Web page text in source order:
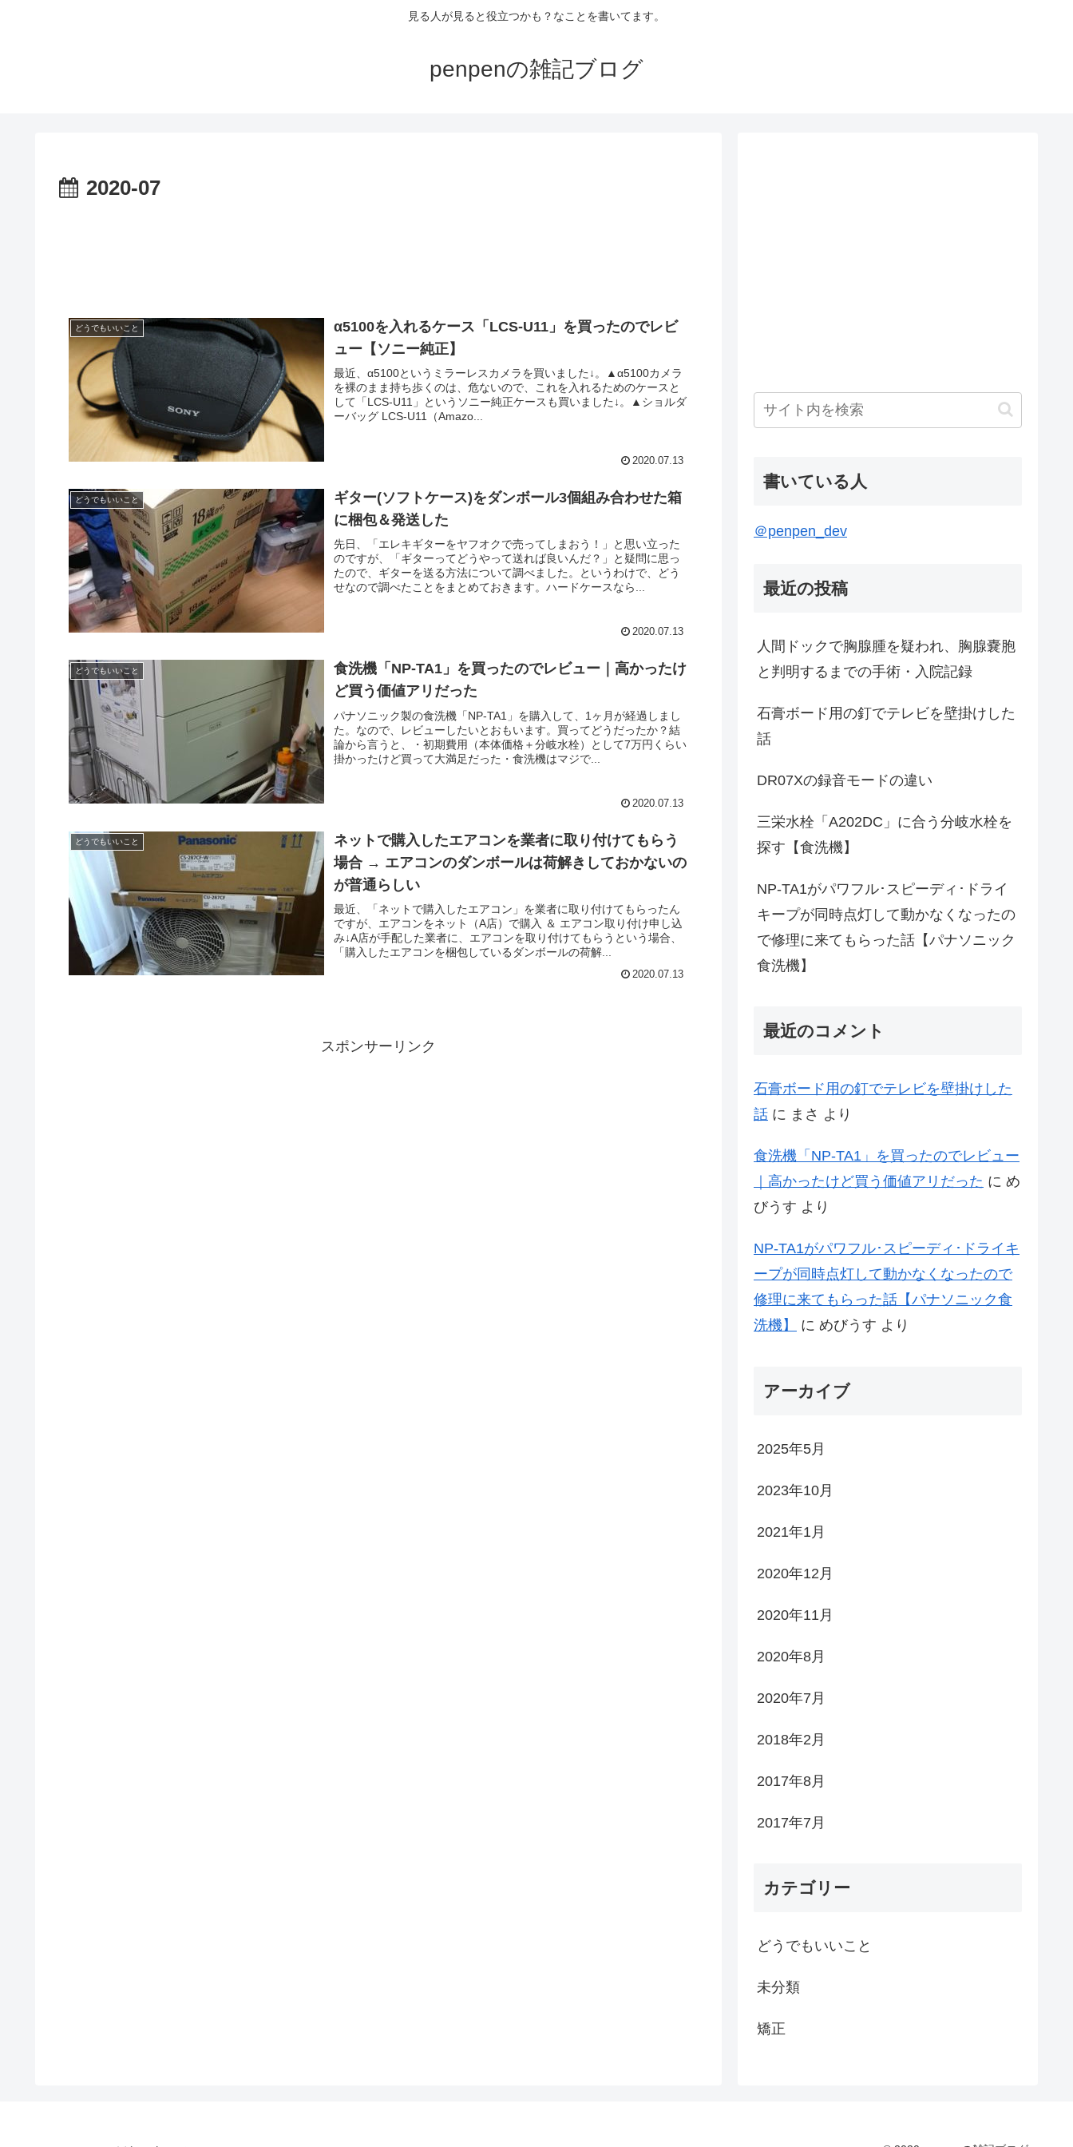
見る人が見ると役立つかも？なことを書いてます。
penpenの雑記ブログ
2020-07
どうでもいいこと
α5100を入れるケース「LCS-U11」を買ったのでレビ
ュー【ソニー純正】
最近、α5100というミラーレスカメラを買いました↓。▲α5100カメラ
を裸のまま持ち歩くのは、危ないので、これを入れるためのケースと
して「LCS-U11」というソニー純正ケースも買いました↓。▲ショルダ
ーバッグ LCS-U11（Amazo...
2020.07.13
どうでもいいこと
ギター(ソフトケース)をダンボール3個組み合わせた箱
に梱包＆発送した
先日、「エレキギターをヤフオクで売ってしまおう！」と思い立った
のですが、「ギターってどうやって送れば良いんだ？」と疑問に思っ
たので、ギターを送る方法について調べました。というわけで、どう
せなので調べたことをまとめておきます。ハードケースなら...
2020.07.13
どうでもいいこと
食洗機「NP-TA1」を買ったのでレビュー｜高かったけ
ど買う価値アリだった
パナソニック製の食洗機「NP-TA1」を購入して、1ヶ月が経過しまし
た。なので、レビューしたいとおもいます。買ってどうだったか？結
論から言うと、・初期費用（本体価格＋分岐水栓）として7万円くらい
掛かったけど買って大満足だった・食洗機はマジで...
2020.07.13
どうでもいいこと
ネットで購入したエアコンを業者に取り付けてもらう
場合 → エアコンのダンボールは荷解きしておかないの
が普通らしい
最近、「ネットで購入したエアコン」を業者に取り付けてもらったん
ですが、エアコンをネット（A店）で購入 ＆ エアコン取り付け申し込
み↓A店が手配した業者に、エアコンを取り付けてもらうという場合、
「購入したエアコンを梱包しているダンボールの荷解...
2020.07.13
スポンサーリンク
書いている人
＠penpen_dev
最近の投稿
人間ドックで胸腺腫を疑われ、胸腺嚢胞
と判明するまでの手術・入院記録
石膏ボード用の釘でテレビを壁掛けした
話
DR07Xの録音モードの違い
三栄水栓「A202DC」に合う分岐水栓を
探す【食洗機】
NP-TA1がパワフル･スピーディ･ドライ
キープが同時点灯して動かなくなったの
で修理に来てもらった話【パナソニック
食洗機】
最近のコメント
石膏ボード用の釘でテレビを壁掛けした
話 に まさ より
食洗機「NP-TA1」を買ったのでレビュー
｜高かったけど買う価値アリだった に め
びうす より
NP-TA1がパワフル･スピーディ･ドライキ
ープが同時点灯して動かなくなったので
修理に来てもらった話【パナソニック食
洗機】
に めびうす より
アーカイブ
2025年5月
2023年10月
2021年1月
2020年12月
2020年11月
2020年8月
2020年7月
2018年2月
2017年8月
2017年7月
カテゴリー
どうでもいいこと
未分類
矯正